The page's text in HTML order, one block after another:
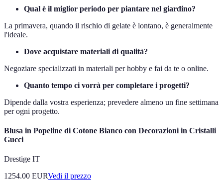
Qual è il miglior periodo per piantare nel giardino?
La primavera, quando il rischio di gelate è lontano, è generalmente
l'ideale.
Dove acquistare materiali di qualità?
Negoziare specializzati in materiali per hobby e fai da te o online.
Quanto tempo ci vorrà per completare i progetti?
Dipende dalla vostra esperienza; prevedere almeno un fine settimana
per ogni progetto.
Blusa in Popeline di Cotone Bianco con Decorazioni in Cristalli
Gucci
Drestige IT
1254.00 EURVedi il prezzo